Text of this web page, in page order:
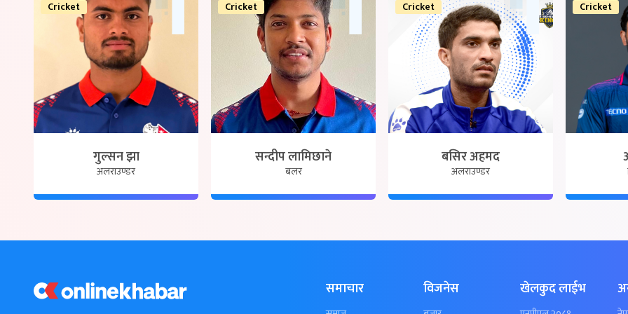
Cricket
गुल्सन झा
अलराउण्डर
Cricket
सन्दीप लामिछाने
बलर
Cricket
बसिर अहमद
अलराउण्डर
Cricket
समाचार विजनेस खेलकुद लाईभ